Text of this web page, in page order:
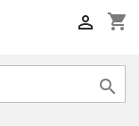
shopping_cart

